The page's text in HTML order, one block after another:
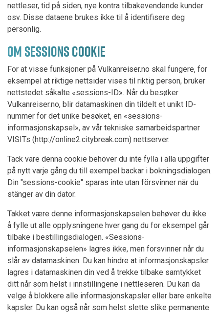
nettleser, tid på siden, nye kontra tilbakevendende kunder
osv. Disse dataene brukes ikke til å identifisere deg
personlig.
OM SESSIONS COOKIE
For at visse funksjoner på Vulkanreiser.no skal fungere, for
eksempel at riktige nettsider vises til riktig person, bruker
nettstedet såkalte «sessions-ID». Når du besøker
Vulkanreiser.no, blir datamaskinen din tildelt et unikt ID-
nummer for det unike besøket, en «sessions-
informasjonskapsel», av vår tekniske samarbeidspartner
VISITs (http://online2.citybreak.com) nettserver.
Tack vare denna cookie behöver du inte fylla i alla uppgifter
på nytt varje gång du till exempel backar i bokningsdialogen.
Din "sessions-cookie" sparas inte utan försvinner när du
stänger av din dator.
Takket være denne informasjonskapselen behøver du ikke
å fylle ut alle opplysningene hver gang du for eksempel går
tilbake i bestillingsdialogen. «Sessions-
informasjonskapselen» lagres ikke, men forsvinner når du
slår av datamaskinen. Du kan hindre at informasjonskapsler
lagres i datamaskinen din ved å trekke tilbake samtykket
ditt når som helst i innstillingene i nettleseren. Du kan da
velge å blokkere alle informasjonskapsler eller bare enkelte
kapsler. Du kan også når som helst slette slike permanente